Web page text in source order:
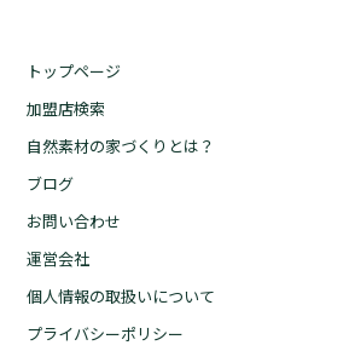
トップページ
加盟店検索
自然素材の家づくりとは？
ブログ
お問い合わせ
運営会社
個人情報の取扱いについて
プライバシーポリシー